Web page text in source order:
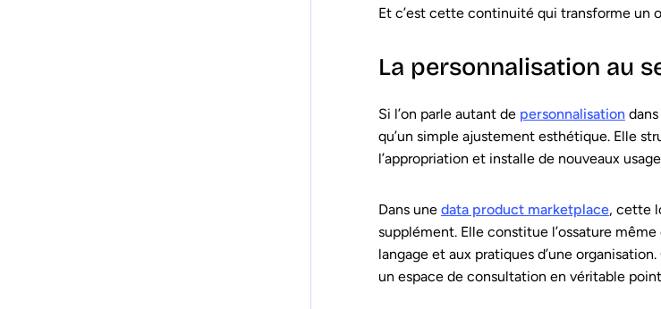
Et c’est cette continuité qui transforme un
La personnalisation au
Si l’on parle autant de personnalisation
qu’un simple ajustement esthétique. Elle
l’appropriation et installe de nouveaux
Dans une data product marketplace, cette
supplément. Elle constitue l’ossature même
langage et aux pratiques d’une
un espace de consultation en véritable point